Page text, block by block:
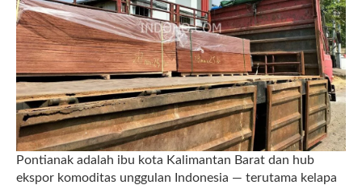
Pontianak adalah ibu kota Kalimantan Barat dan hub
ekspor komoditas unggulan Indonesia — terutama kelapa